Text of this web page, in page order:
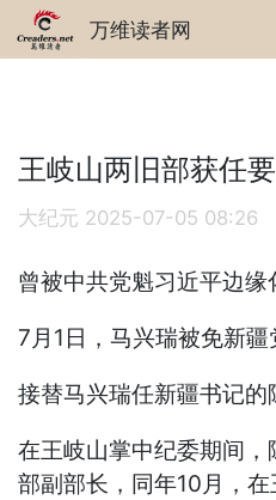
万维读者网
王岐山两旧部获任
大纪元 2025-07-05 08:26
曾被中共党魁习近平边
7月1日，马兴瑞被免新疆
接替马兴瑞任新疆书记
在王岐山掌中纪委期间
部副部长，同年10月，